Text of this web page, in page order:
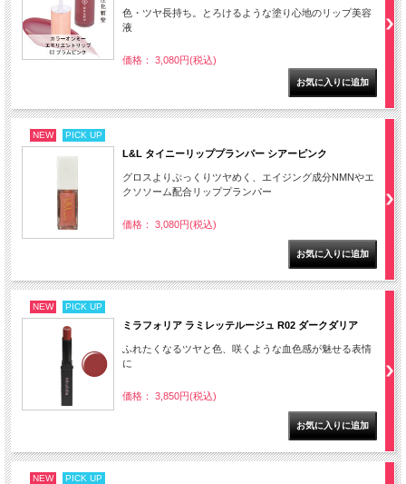
色・ツヤ長持ち。とろけるような塗り心地のリップ美容
液
価格： 3,080円(税込)
NEW PICK UP
L&L タイニーリッププランパー シアーピンク
グロスよりぷっくりツヤめく、エイジング成分NMNやエ
クソソーム配合リッププランパー
価格： 3,080円(税込)
NEW PICK UP
ミラフォリア ラミレッテルージュ R02 ダークダリア
ふれたくなるツヤと色、咲くような血色感が魅せる表情
に
価格： 3,850円(税込)
NEW PICK UP